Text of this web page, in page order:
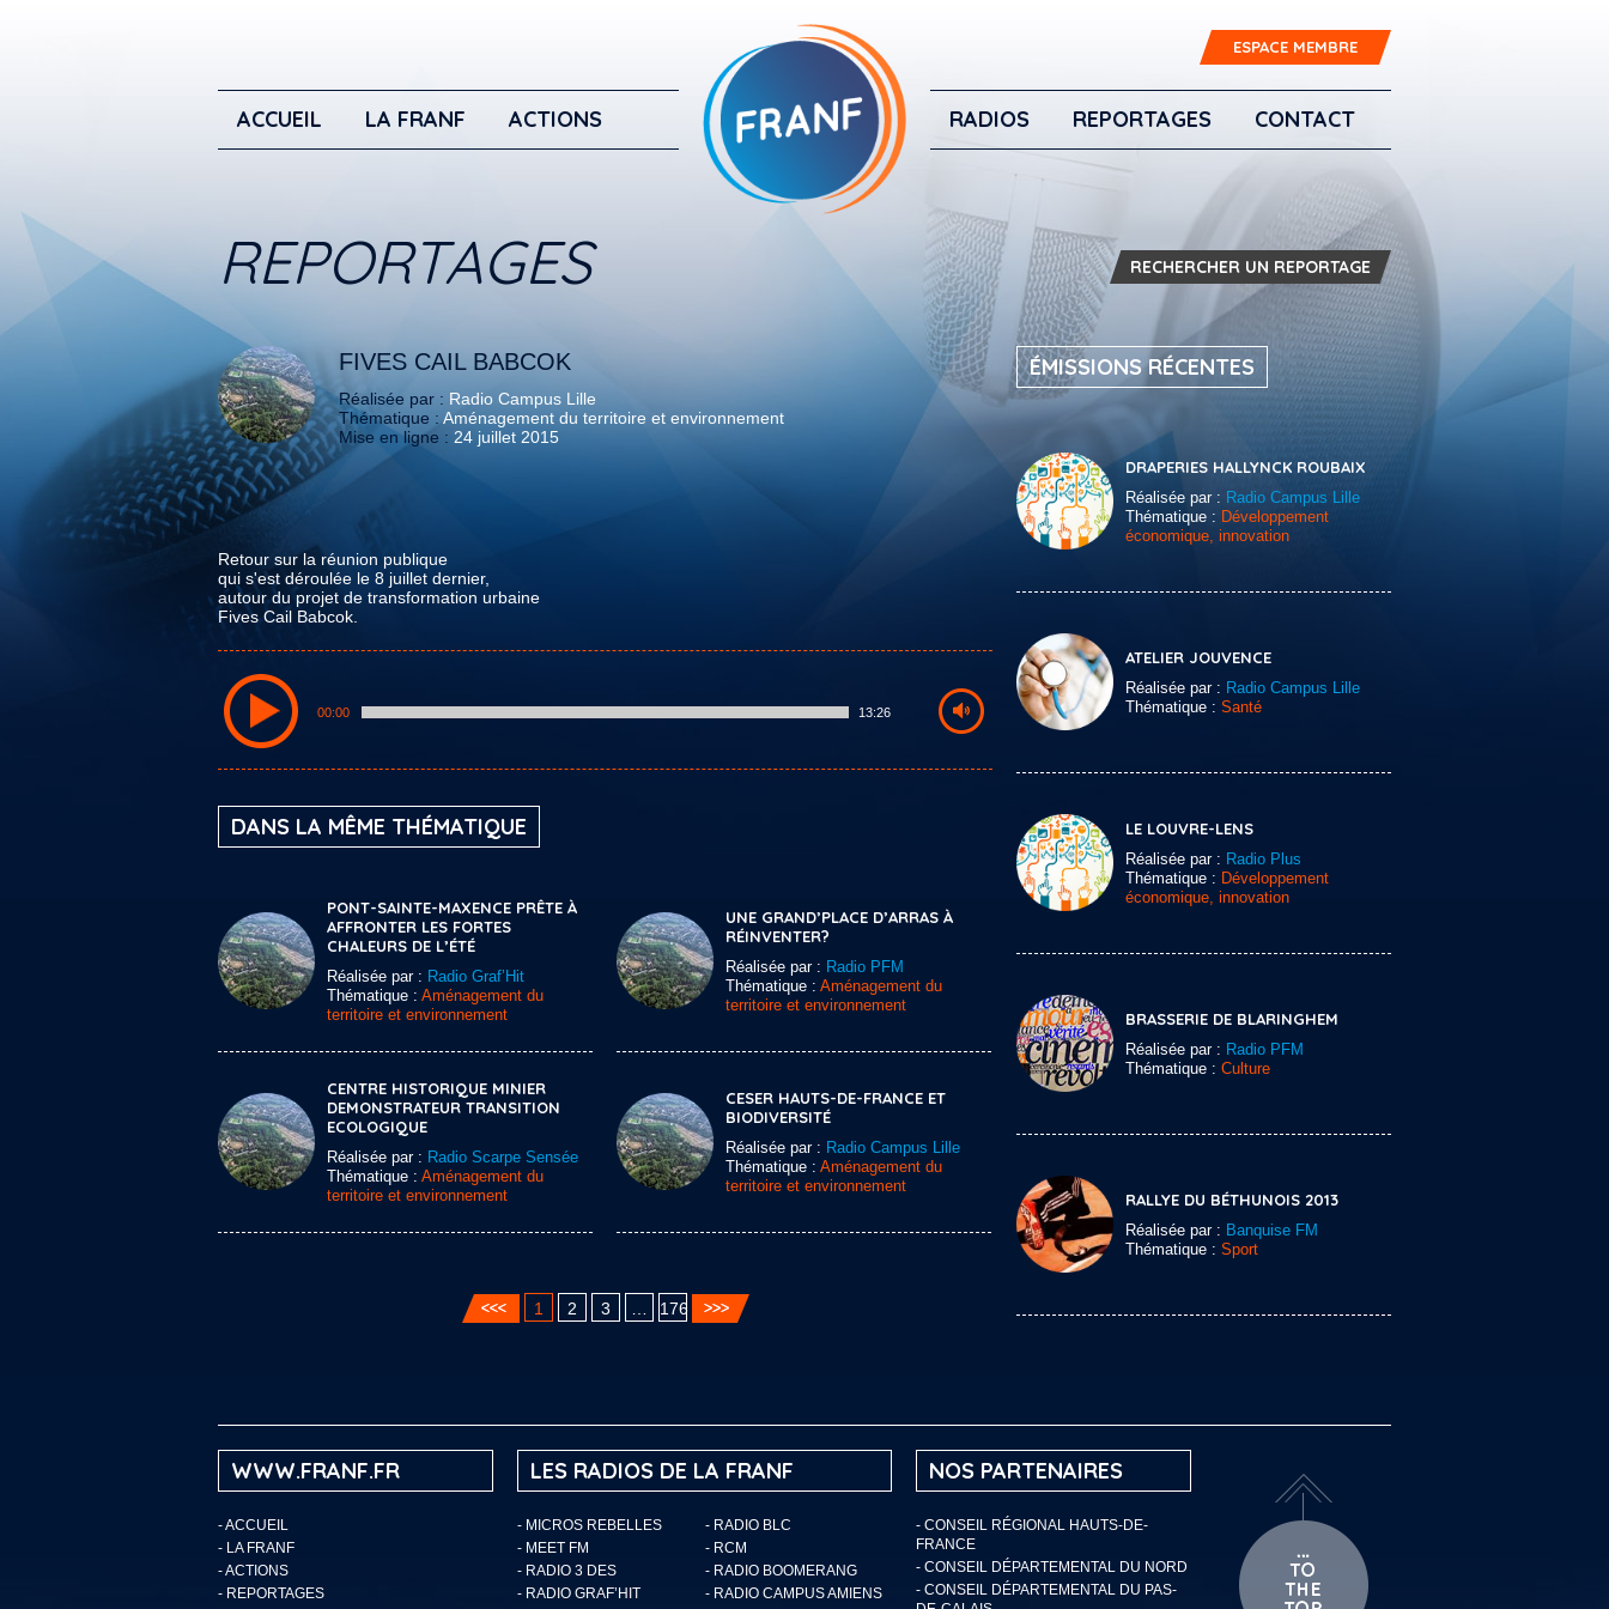
ESPACE MEMBRE
ACCUEIL LA FRANF ACTIONS RADIOS REPORTAGES CONTACT
REPORTAGES RECHERCHER UN REPORTAGE
FIVES CAIL BABCOK
Réalisée par : Radio Campus Lille
Thématique : Aménagement du territoire et environnement
Mise en ligne : 24 juillet 2015
Retour sur la réunion publique
qui s'est déroulée le 8 juillet dernier,
autour du projet de transformation urbaine
Fives Cail Babcok.
00:00 13:26
DANS LA MÊME THÉMATIQUE
PONT-SAINTE-MAXENCE PRÊTE À
AFFRONTER LES FORTES
CHALEURS DE L’ÉTÉ
Réalisée par : Radio Graf’Hit
Thématique : Aménagement du
territoire et environnement
UNE GRAND’PLACE D’ARRAS À
RÉINVENTER?
Réalisée par : Radio PFM
Thématique : Aménagement du
territoire et environnement
CENTRE HISTORIQUE MINIER
DEMONSTRATEUR TRANSITION
ECOLOGIQUE
Réalisée par : Radio Scarpe Sensée
Thématique : Aménagement du
territoire et environnement
CESER HAUTS-DE-FRANCE ET
BIODIVERSITÉ
Réalisée par : Radio Campus Lille
Thématique : Aménagement du
territoire et environnement
1 2 3 176
ÉMISSIONS RÉCENTES
DRAPERIES HALLYNCK ROUBAIX
Réalisée par : Radio Campus Lille
Thématique : Développement
économique, innovation
ATELIER JOUVENCE
Réalisée par : Radio Campus Lille
Thématique : Santé
LE LOUVRE-LENS
Réalisée par : Radio Plus
Thématique : Développement
économique, innovation
BRASSERIE DE BLARINGHEM
Réalisée par : Radio PFM
Thématique : Culture
RALLYE DU BÉTHUNOIS 2013
Réalisée par : Banquise FM
Thématique : Sport
WWW.FRANF.FR
-ACCUEIL
- LA FRANF
-ACTIONS
- REPORTAGES
LES RADIOS DE LA FRANF
- MICROS REBELLES
- RADIO BLC
- MEET FM
- RCM
- RADIO 3 DES
- RADIO BOOMERANG
- RADIO GRAF’HIT
- RADIO CAMPUS AMIENS
NOS PARTENAIRES
- CONSEIL RÉGIONAL HAUTS-DE-
FRANCE
- CONSEIL DÉPARTEMENTAL DU NORD
- CONSEIL DÉPARTEMENTAL DU PAS-